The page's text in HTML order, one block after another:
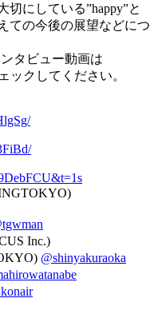
にしている”happy”と
ての今後の展望などにつ
タビュー動画は
ックしてください。
Inc.)
@shinyakuraoka